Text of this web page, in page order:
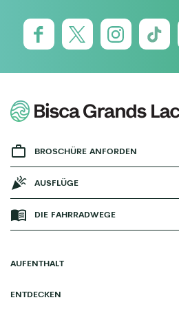
BROSCHÜRE ANFORDEN
AUSFLÜGE
DIE FAHRRADWEGE
AUFENTHALT
ENTDECKEN